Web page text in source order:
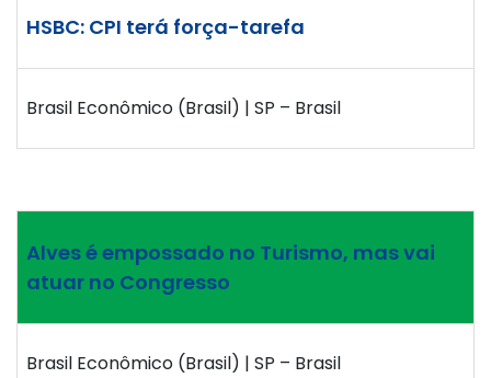
HSBC: CPI terá força-tarefa
Brasil Econômico (Brasil) | SP – Brasil
Alves é empossado no Turismo, mas vai
atuar no Congresso
Brasil Econômico (Brasil) | SP – Brasil